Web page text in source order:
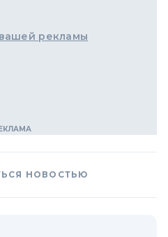
рекламы
НОВОСТЬЮ